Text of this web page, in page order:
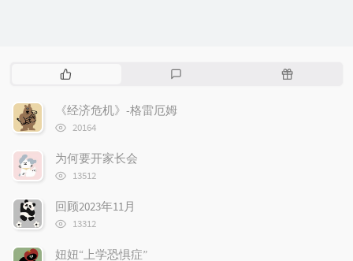
P
p
u
a
r
r
t
c
R
《经济危机》-格雷厄姆
浏
次
数:
20164
为何要开家长会
浏
次
数:
13512
回顾2023年11月
浏
次
13312
妞妞“上学恐惧症”